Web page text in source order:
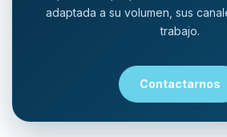
adaptada a su volumen, sus
trabajo.
Contactarnos